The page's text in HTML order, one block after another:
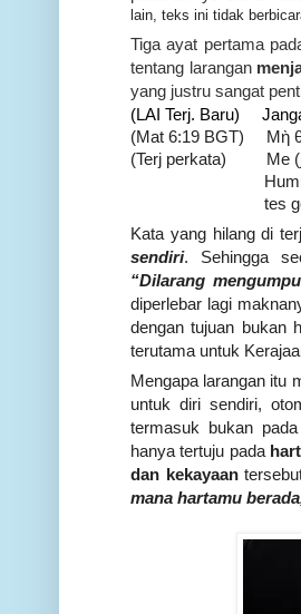
lain, teks ini tidak
Tiga ayat pertama
tentang larangan
yang justru sangat
(LAI Terj. Baru)
(Mat 6:19 BGT)
Μὴ
(Terj perkata)
Me
tes
Kata yang hilang di
sendiri. Sehingga
“Dilarang
diperlebar lagi
dengan tujuan bukan
terutama untuk
Mengapa larangan itu
untuk diri sendiri,
termasuk bukan
hanya tertuju pada
dan kekayaan
mana hartamu